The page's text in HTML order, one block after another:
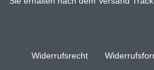
Widerrufs­recht